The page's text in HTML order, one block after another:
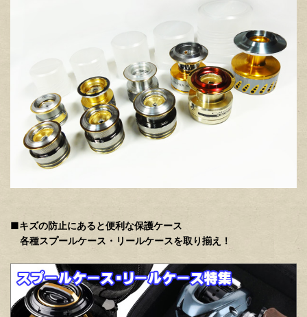
■キズの防止にあると便利な保護ケース
各種スプールケース・リールケースを取り揃え！